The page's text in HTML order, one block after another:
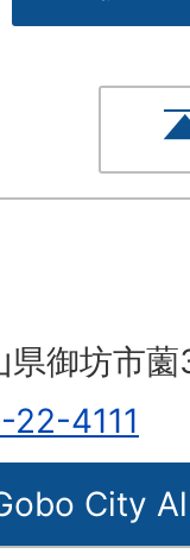
御坊市薗
22-4111
City